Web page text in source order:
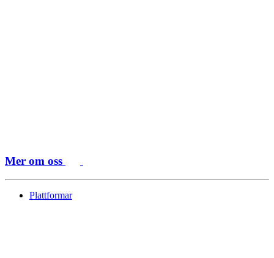
Mer om oss
Plattformar